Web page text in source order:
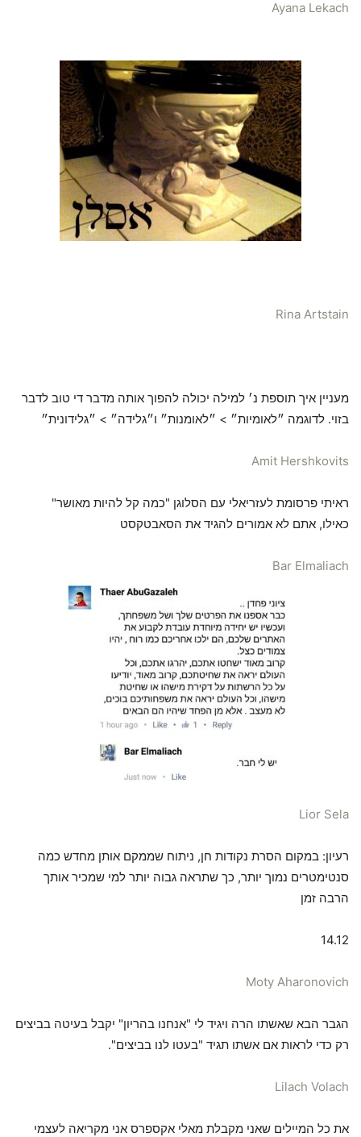
Ayana Lekach
Rina Artstain
מעניין איך תוספת נ׳ למילה יכולה להפוך אותה מדבר די טוב לדבר
בזוי. לדוגמה ״לאומיות״ > ״לאומנות״ ו״גלידה״ > ״גלידונית״
Amit Hershkovits
ראיתי פרסומת לעזריאלי עם הסלוגן "כמה קל להיות מאושר"
כאילו, אתם לא אמורים להגיד את הסאבטקסט
Bar Elmaliach
Lior Sela
רעיון: במקום הסרת נקודות חן, ניתוח שממקם אותן מחדש כמה
סנטימטרים נמוך יותר, כך שתראה גבוה יותר למי שמכיר אותך
הרבה זמן
14.12
Moty Aharonovich
הגבר הבא שאשתו הרה ויגיד לי "אנחנו בהריון" יקבל בעיטה בביצים
רק כדי לראות אם אשתו תגיד "בעטו לנו בביצים".
Lilach Volach
את כל המיילים שאני מקבלת מאלי אקספרס אני מקריאה לעצמי